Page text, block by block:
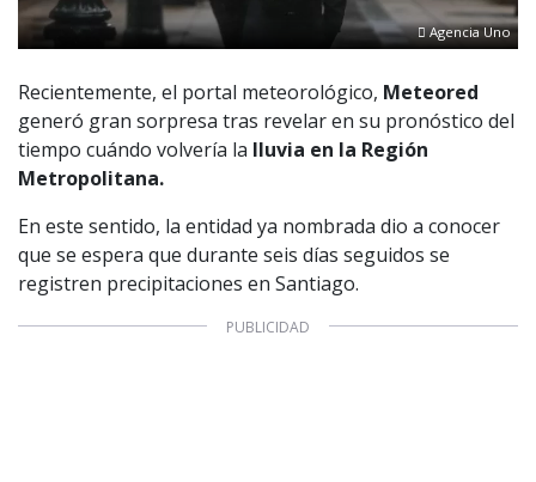
Agencia Uno
Recientemente, el portal meteorológico, Meteored
generó gran sorpresa tras revelar en su pronóstico del
tiempo cuándo volvería la lluvia en la Región
Metropolitana.
En este sentido, la entidad ya nombrada dio a conocer
que se espera que durante seis días seguidos se
registren precipitaciones en Santiago.